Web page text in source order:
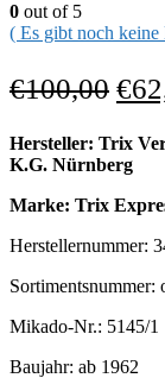
0 out of 5
( Es gibt noch
€100,00 €
Hersteller: Trix
K.G. Nürnberg
Marke: Trix
Herstellernummer:
Sortimentsnummer:
Mikado-Nr.: 5145/1
Baujahr: ab 1962